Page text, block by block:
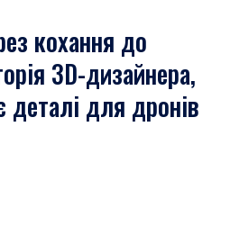
кохання до
3D-дизайнера,
деталі для дронів